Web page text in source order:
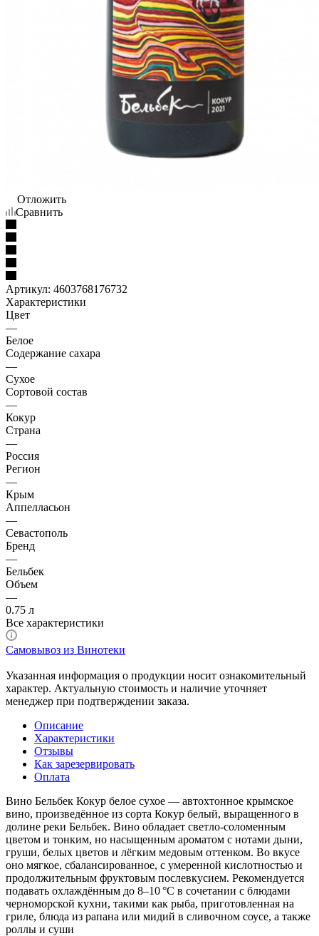
Отложить
Сравнить
Артикул: 4603768176732
Характеристики
Цвет
—
Белое
Содержание сахара
—
Сухое
Сортовой состав
—
Кокур
Страна
—
Россия
Регион
—
Крым
Аппелласьон
—
Севастополь
Бренд
—
Бельбек
Объем
—
0.75 л
Все характеристики
Самовывоз из Винотеки
Указанная информация о продукции носит ознакомительный
характер. Актуальную стоимость и наличие уточняет
менеджер при подтверждении заказа.
Описание
Характеристики
Отзывы
Как зарезервировать
Оплата
Вино Бельбек Кокур белое сухое — автохтонное крымское
вино, произведённое из сорта Кокур белый, выращенного в
долине реки Бельбек. Вино обладает светло-соломенным
цветом и тонким, но насыщенным ароматом с нотами дыни,
груши, белых цветов и лёгким медовым оттенком. Во вкусе
оно мягкое, сбалансированное, с умеренной кислотностью и
продолжительным фруктовым послевкусием. Рекомендуется
подавать охлаждённым до 8–10 °C в сочетании с блюдами
черноморской кухни, такими как рыба, приготовленная на
гриле, блюда из рапана или мидий в сливочном соусе, а также
роллы и суши